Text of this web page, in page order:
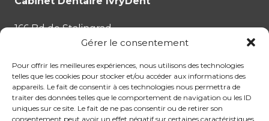
Gérer le consentement
Pour offrir les meilleures expériences, nous utilisons des technologies
telles que les cookies pour stocker et/ou accéder aux informations des
appareils. Le fait de consentir à ces technologies nous permettra de
traiter des données telles que le comportement de navigation ou les ID
uniques sur ce site. Le fait de ne pas consentir ou de retirer son
consentement peut avoir un effet négatif sur certaines caractéristiques
166 Bd de Stalingrad
94200 Ivry-sur-Seine
Tél :01.87.53.35.43